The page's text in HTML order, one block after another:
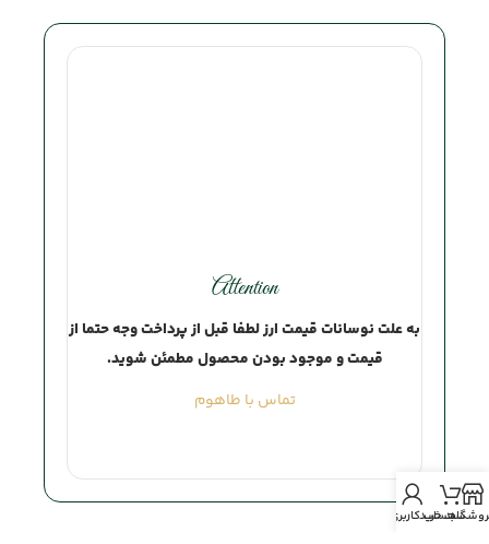
Attention
به علت نوسانات قیمت ارز لطفا قبل از پرداخت وجه حتما از
قیمت و موجود بودن محصول مطمئن شوید.
تماس با طاهوم
سبد خرید
حساب کاربری من